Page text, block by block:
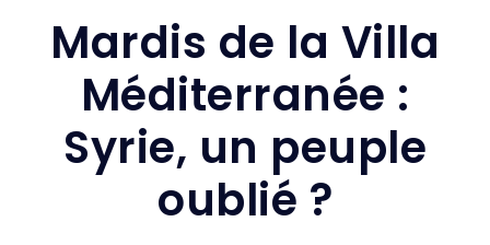
Mardis de la Villa
Méditerranée :
Syrie, un peuple
oublié ?